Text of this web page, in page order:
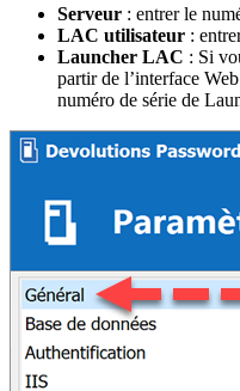
Serveur : entrer le
LAC utilisateur :
Launcher LAC : Si
partir de l’interface
numéro de série de